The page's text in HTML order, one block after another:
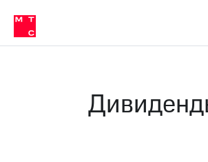
Медиа-центр
и акционерам
Устойчивое развитие
Комплаенс и деловая этика
компании
Карьера
Пресс-